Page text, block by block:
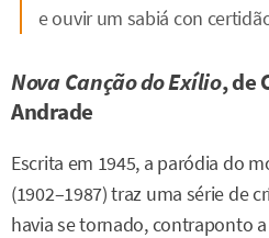
e ouvir um sabiá con
Nova Canção do Exílio, de
Andrade
Escrita em 1945, a paródia do
(1902–1987) traz uma série de
havia se tornado, contraponto